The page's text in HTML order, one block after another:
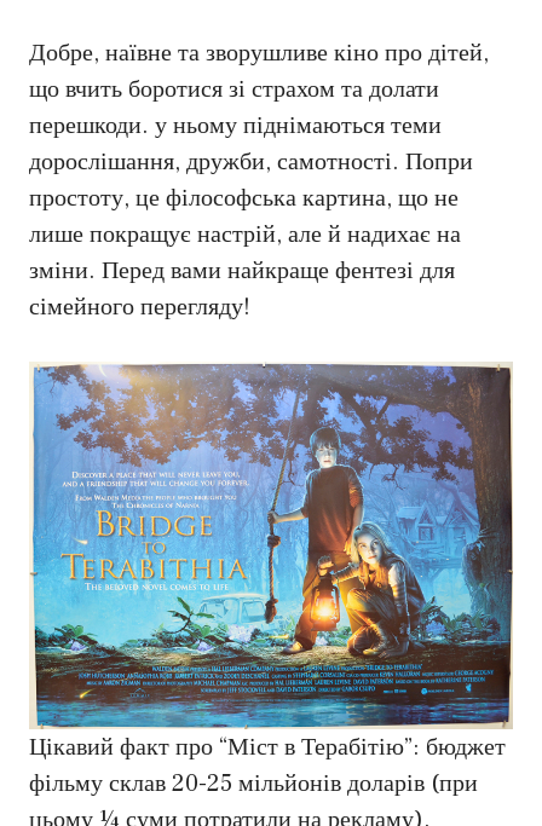
Добре, наївне та зворушливе кіно про дітей,
що вчить боротися зі страхом та долати
перешкоди. у ньому піднімаються теми
дорослішання, дружби, самотності. Попри
простоту, це філософська картина, що не
лише покращує настрій, але й надихає на
зміни. Перед вами найкраще фентезі для
сімейного перегляду!
Цікавий факт про “Міст в Терабітію”: бюджет
фільму склав 20-25 мільйонів доларів (при